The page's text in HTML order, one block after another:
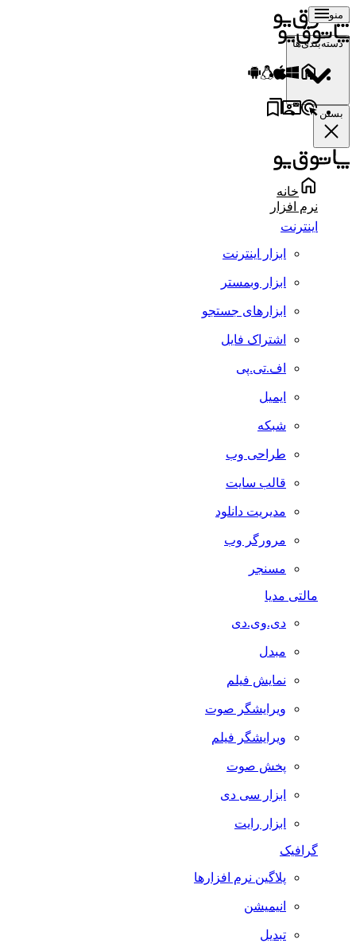
منو
دسته‌بندی‌ها
بستن
خانه
نرم افزار
اینترنت
ابزار اینترنت
ابزار وبمستر
ابزارهای جستجو
اشتراک فایل
اف.تی.پی
ایمیل
شبکه
طراحی وب
قالب سایت
مدیریت دانلود
مرورگر وب
مسنجر
مالتی مدیا
دی.وی.دی
مبدل
نمایش فیلم
ویرایشگر صوت
ویرایشگر فیلم
پخش صوت
ابزار سی دی
ابزار رایت
گرافیک
پلاگین نرم افزارها
انیمیشن
تبدیل